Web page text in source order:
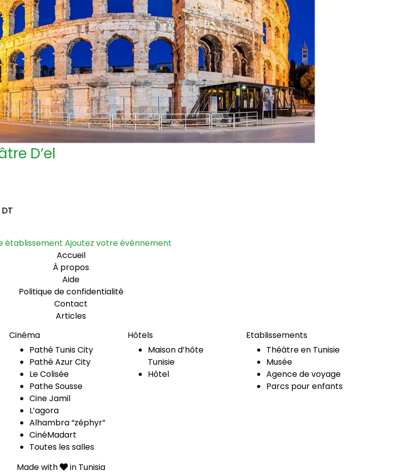
D’el
DT
établissement Ajoutez votre événnement
Accueil
À propos
Aide
Politique de confidentialité
Contact
Articles
Cinéma
Pathé Tunis City
Pathé Azur City
Le Colisée
Pathe Sousse
Cine Jamil
L’agora
Alhambra “zéphyr”
CinéMadart
Toutes les salles
Hôtels
Maison d’hôte
Tunisie
Hôtel
Etablissements
Théâtre en Tunisie
Musée
Agence de voyage
Parcs pour enfants
Made with
in Tunisia